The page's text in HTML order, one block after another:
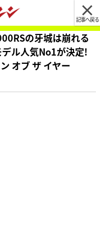
記事へ戻る
の牙城は崩れる
ル人気No1が決定!
オブ ザ イヤー